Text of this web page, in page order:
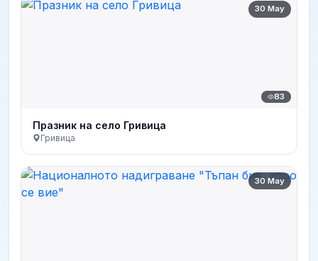
30 May
83
Празник на село Гривица
Гривица
30 May